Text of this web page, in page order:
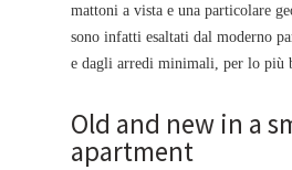
mattoni a vista e una particolare
sono infatti esaltati dal moderno
e dagli arredi minimali, per lo più
Old and new in a
apartment